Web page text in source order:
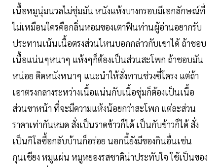
เนื้อหมูนุ่มนวลไม่ชุ่มมัน หนังแห้งบางกรอบมีเอกลักษณ์ที่
ไม่เหมือนใครคือกลิ่นหอมของเตาฟืนท่านผู้อ่านอยากรับ
ประทานเน้นเนื้อตรงส่วนไหนบอกกล่าวกับเขาได้ ถ้าชอบ
เนื้อแน่นๆหนาๆ แห้งๆก็ต้องเป็นส่วนสะโพก ถ้าชอบมัน
หน่อย ติดหนังหนาๆ แนะนำให้สั่งทานช่วงซี่โครง แต่ถ้า
เอาตรงกลางระหว่างเนื้อแน่นกับเนื้อชุ่มก็ต้องเป็นเนื้อ
ส่วนขาหน้า ที่จะมีความแห้งน้อยกว่าสะโพก แต่ละส่วน
ราคาเท่ากันหมด สั่งเป็นราดข้าวก็ได้ เป็นกับข้าวก็ได้ สั่ง
เป็นกิโลซื้อกลับบ้านก็อร่อย นอกนี้ยังมีของกินอื่นเช่น
กุนเชียง หมูแผ่น หมูหยองรสชาติน่าประทับใจ ใช้เป็นของ